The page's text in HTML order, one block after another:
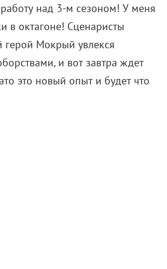
над 3-м сезоном! У меня
в октагоне! Сценаристы
герой Мокрый увлекся
и вот завтра ждет
это новый опыт и будет что